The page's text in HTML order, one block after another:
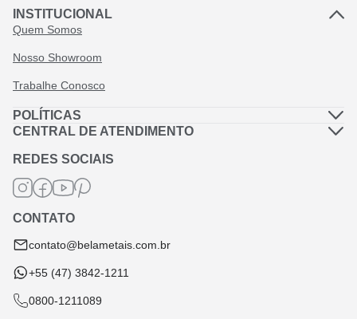
INSTITUCIONAL
Quem Somos
Nosso Showroom
Trabalhe Conosco
POLÍTICAS
Política de Privacidade
Política de Frete
Termos de Garantia
Termos e Condições
Troca e Devolução
CENTRAL DE ATENDIMENTO
Fale Conosco
REDES SOCIAIS
CONTATO
contato@belametais.com.br
+55 (47) 3842-1211
0800-1211089